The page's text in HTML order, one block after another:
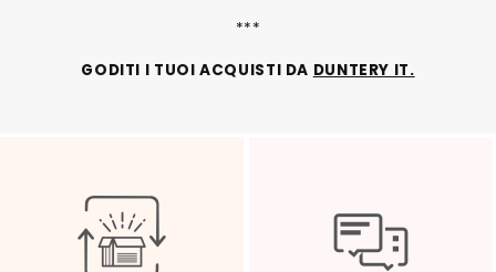
***
GODITI I TUOI ACQUISTI DA DUNTERY IT.